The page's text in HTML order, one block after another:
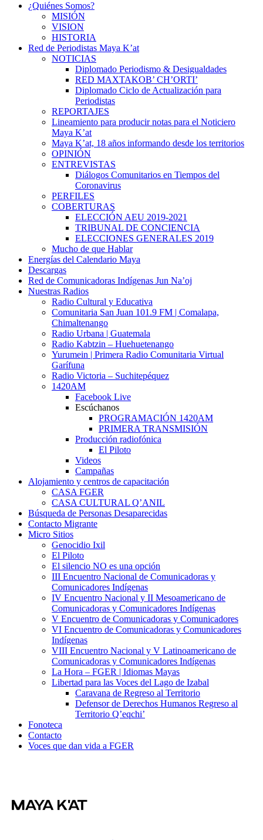
¿Quiénes Somos?
MISIÓN
VISION
HISTORIA
Red de Periodistas Maya K’at
NOTICIAS
Diplomado Periodismo & Desigualdades
RED MAXTAKOB’ CH’ORTI’
Diplomado Ciclo de Actualización para
Periodistas
REPORTAJES
Lineamiento para producir notas para el Noticiero
Maya K’at
Maya K’at, 18 años informando desde los territorios
OPINIÓN
ENTREVISTAS
Diálogos Comunitarios en Tiempos del
Coronavirus
PERFILES
COBERTURAS
ELECCIÓN AEU 2019-2021
TRIBUNAL DE CONCIENCIA
ELECCIONES GENERALES 2019
Mucho de que Hablar
Energías del Calendario Maya
Descargas
Red de Comunicadoras Indígenas Jun Na’oj
Nuestras Radios
Radio Cultural y Educativa
Comunitaria San Juan 101.9 FM | Comalapa,
Chimaltenango
Radio Urbana | Guatemala
Radio Kabtzin – Huehuetenango
Yurumein | Primera Radio Comunitaria Virtual
Garífuna
Radio Victoria – Suchitepéquez
1420AM
Facebook Live
Escúchanos
PROGRAMACIÓN 1420AM
PRIMERA TRANSMISIÓN
Producción radiofónica
El Piloto
Videos
Campañas
Alojamiento y centros de capacitación
CASA FGER
CASA CULTURAL Q’ANIL
Búsqueda de Personas Desaparecidas
Contacto Migrante
Micro Sitios
Genocidio Ixil
El Piloto
El silencio NO es una opción
III Encuentro Nacional de Comunicadoras y
Comunicadores Indígenas
IV Encuentro Nacional y II Mesoamericano de
Comunicadoras y Comunicadores Indígenas
V Encuentro de Comunicadoras y Comunicadores
VI Encuentro de Comunicadoras y Comunicadores
Indígenas
VIII Encuentro Nacional y V Latinoamericano de
Comunicadoras y Comunicadores Indígenas
La Hora – FGER | Idiomas Mayas
Libertad para las Voces del Lago de Izabal
Caravana de Regreso al Territorio
Defensor de Derechos Humanos Regreso al
Territorio Q’eqchi’
Fonoteca
Contacto
Voces que dan vida a FGER